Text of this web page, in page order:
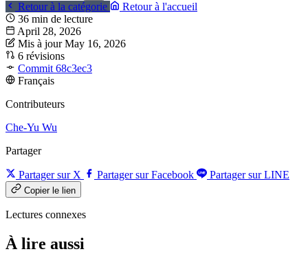
Retour à la catégorie
Retour à l'accueil
36 min de lecture
April 28, 2026
Mis à jour May 16, 2026
6 révisions
Commit 68c3ec3
Français
Contributeurs
Che-Yu Wu
Partager
Partager sur X Partager sur Facebook Partager sur LINE
Copier le lien
Lectures connexes
À lire aussi